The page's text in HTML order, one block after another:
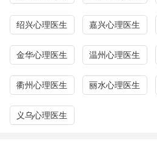
惧症、焦虑症等心理障碍;失恋、
瘾、叛逆、早恋、学习压力等青
宁波心理咨询热线：0571－
宁波心理医生咨询服务区域：
绍兴心理医生 嘉兴心理医生
金华心理医生 温州心理医生
衢州心理医生 丽水心理医生
义乌心理医生